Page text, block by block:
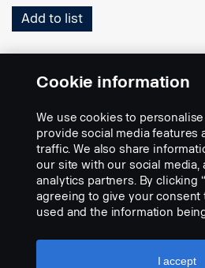
konektor DT, vícenapěťové 12-24V,
polarity, IP68-IP69K. ECE R10, ECE
FPC 04743D „Pracovní světlo zadní,
Add to list
Cookie information
We use cookies to
provide social media features
traffic. We also share
our site with our social media,
analytics partners. By clicking
agreeing to give your consent
used and the information
settings” and selecting the
accept. For a more detailed
I accept